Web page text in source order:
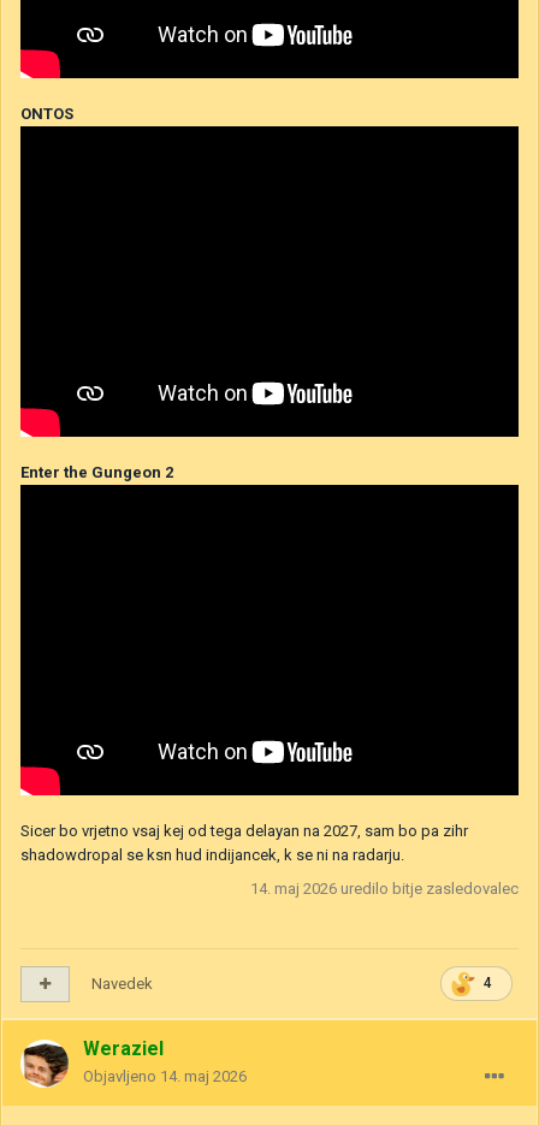
ONTOS
Enter the Gungeon 2
Sicer bo vrjetno vsaj kej od tega delayan na 2027, sam bo pa zihr
shadowdropal se ksn hud indijancek, k se ni na radarju.
14. maj 2026 uredilo bitje zasledovalec
4
Navedek
Weraziel
Objavljeno 14. maj 2026